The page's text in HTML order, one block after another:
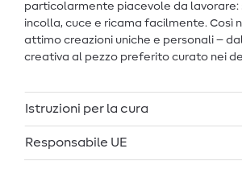
particolarmente piacevole da lavorare:
incolla, cuce e ricama facilmente. Così
attimo creazioni uniche e personali –
creativa al pezzo preferito curato nei
Istruzioni per la cura
Responsabile UE